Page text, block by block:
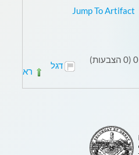
Jump To Artifact
0 (0 הצבעות)
דגל
ראשי